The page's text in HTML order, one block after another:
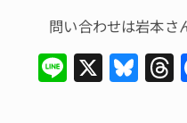
問い合わせは岩本さ
Li
n
X Bl
u